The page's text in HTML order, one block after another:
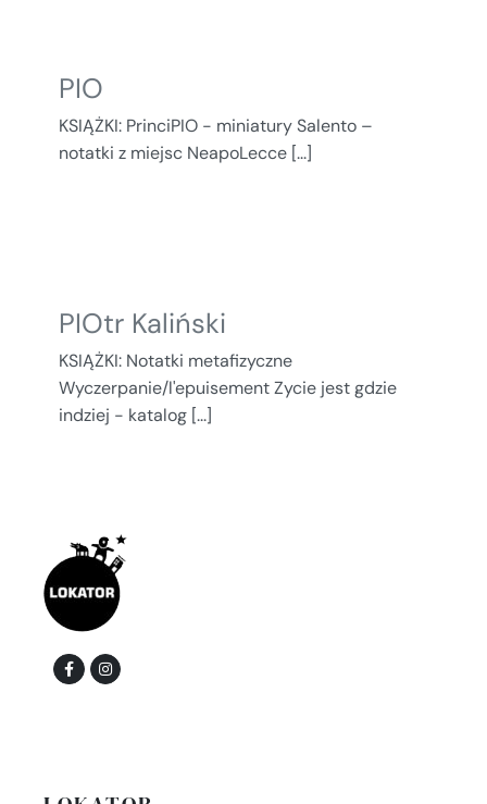
PIO
KSIĄŻKI: PrinciPIO - miniatury Salento –
notatki z miejsc NeapoLecce [...]
PIOtr Kaliński
KSIĄŻKI: Notatki metafizyczne
Wyczerpanie/l'epuisement Zycie jest gdzie
indziej - katalog [...]